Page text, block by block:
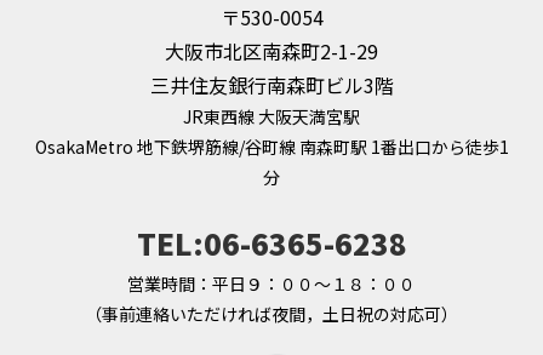
〒530-0054
大阪市北区南森町2-1-29
三井住友銀行南森町ビル3階
JR東西線 大阪天満宮駅
OsakaMetro 地下鉄堺筋線/谷町線 南森町駅 1番出口から徒歩1
分
TEL:06-6365-6238
営業時間：平日９：００～１８：００
（事前連絡いただければ夜間，土日祝の対応可）